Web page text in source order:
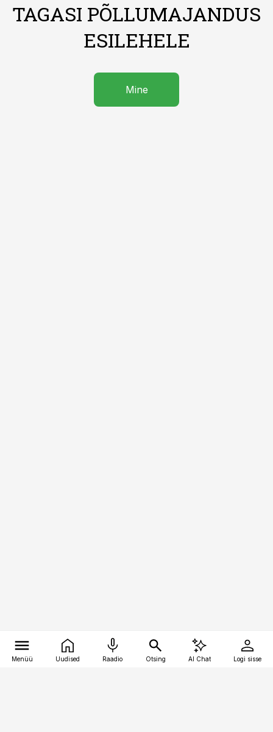
TAGASI PÕLLUMAJANDUS
ESILEHELE
Mine
Menüü Uudised Raadio Otsing AI Chat Logi sisse